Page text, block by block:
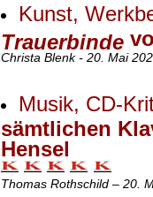
Kunst,
Trauerbinde
Christa Blenk - 20. Mai
Musik, CD-
sämtlichen
Hensel
Thomas Rothschild – 20.